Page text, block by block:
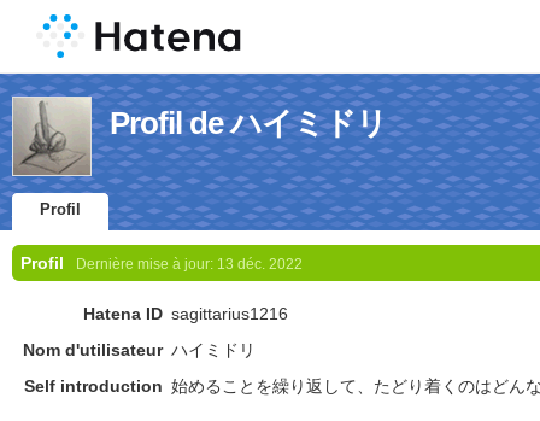
Profil de ハイミドリ
Profil
Profil Dernière mise à jour: 13 déc. 2022
Hatena ID sagittarius1216
Nom d'utilisateur ハイミドリ
Self introduction 始めることを繰り返して、たどり着くのはどん